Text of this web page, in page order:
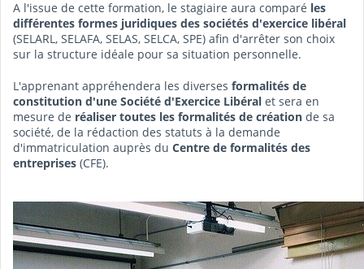
A l'issue de cette formation, le stagiaire aura comparé les
différentes formes juridiques des sociétés d'exercice libéral
(SELARL, SELAFA, SELAS, SELCA, SPE) afin d'arrêter son choix
sur la structure idéale pour sa situation personnelle.
L'apprenant appréhendera les diverses formalités de
constitution d'une Société d'Exercice Libéral et sera en
mesure de réaliser toutes les formalités de création de sa
société, de la rédaction des statuts à la demande
d'immatriculation auprès du Centre de formalités des
entreprises (CFE).